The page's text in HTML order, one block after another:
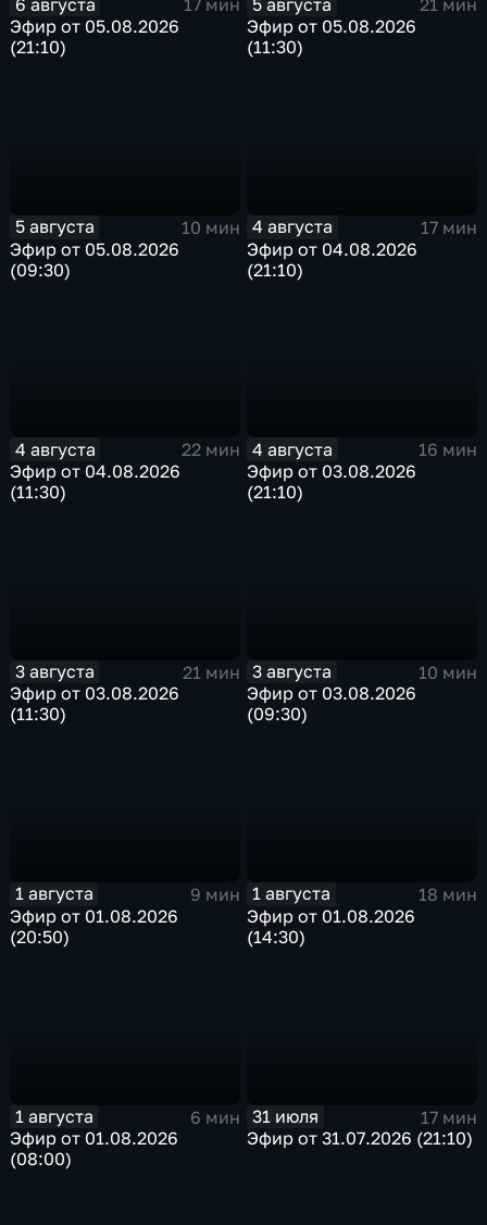
17 мин
Эфир от 05.08.2026
(21:10)
21 мин
Эфир от 05.08.2026
(11:30)
5 августа
10 мин
Эфир от 05.08.2026
(09:30)
4 августа
17 мин
Эфир от 04.08.2026
(21:10)
4 августа
22 мин
Эфир от 04.08.2026
(11:30)
4 августа
16 мин
Эфир от 03.08.2026
(21:10)
3 августа
21 мин
Эфир от 03.08.2026
(11:30)
3 августа
10 мин
Эфир от 03.08.2026
(09:30)
1 августа
9 мин
Эфир от 01.08.2026
(20:50)
1 августа
18 мин
Эфир от 01.08.2026
(14:30)
1 августа
6 мин
Эфир от 01.08.2026
(08:00)
31 июля
17 мин
Эфир от 31.07.2026 (21:10)